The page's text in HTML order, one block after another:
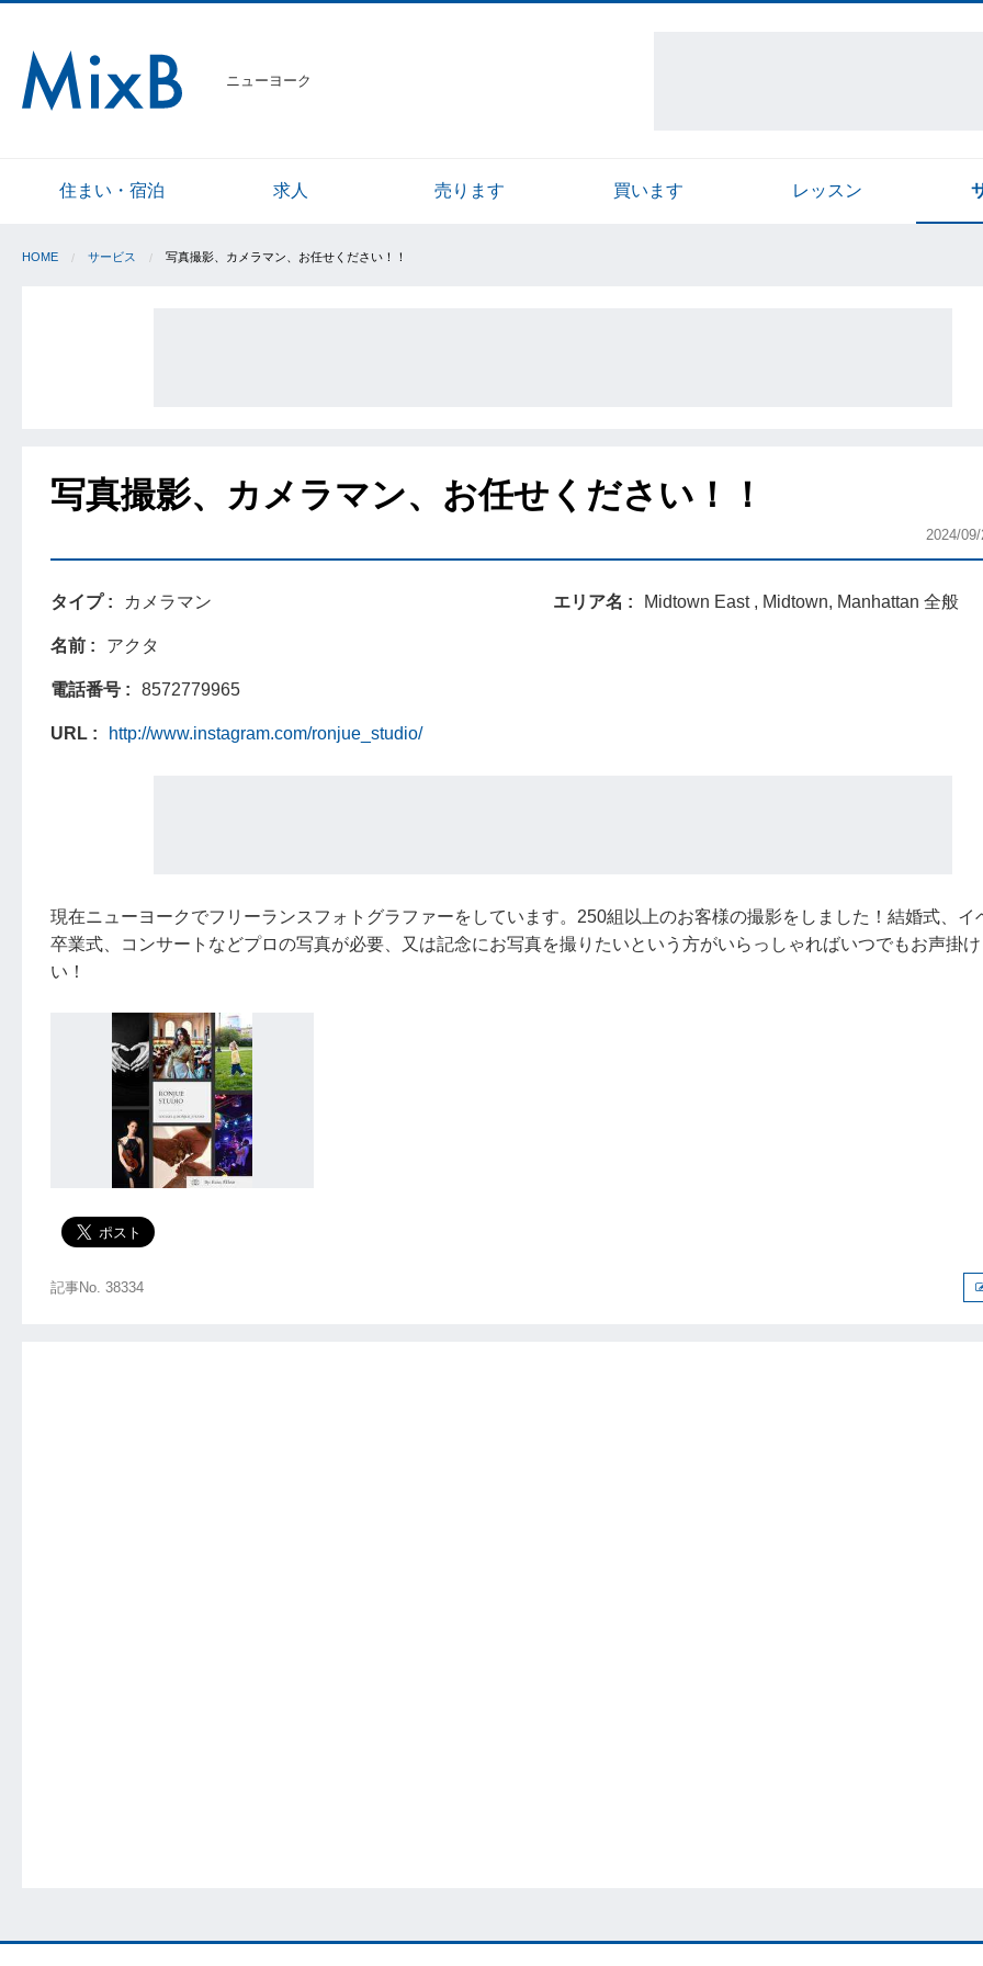
ニューヨーク
住まい・宿泊 求人 売ります 買います レッスン
HOME サービス 写真撮影、カメラマン、お任せください！！
写真撮影、カメラマン、お任せください！！
2024/
タイプ カメラマン
名前 アクタ
電話番号 8572779965
URL http://www.instagram.com/ronjue_studio/
エリア名 Midtown East , Midtown, Manhattan 全般
現在ニューヨークでフリーランスフォトグラファーをしています。250組以上のお客様の撮影をしました！結婚式、イ
卒業式、コンサートなどプロの写真が必要、又は記念にお写真を撮りたいという方がいらっしゃればいつでもお声掛け
い！
記事No. 38334